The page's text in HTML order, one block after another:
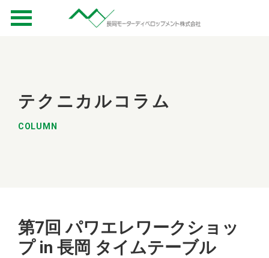
テクニカルコラム
COLUMN
第7回 パワエレワークショッ
プ in 長岡 タイムテーブル